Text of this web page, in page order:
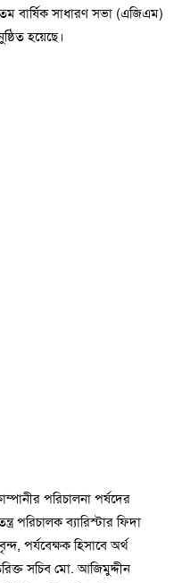
বার্ষিক সাধারণ সভা (এজিএম)
হয়েছে।
পরিচালনা পর্ষদের
পরিচালক ব্যারিস্টার ফিদা
পর্যবেক্ষক হিসাবে অর্থ
সচিব মো. আজিমুদ্দীন